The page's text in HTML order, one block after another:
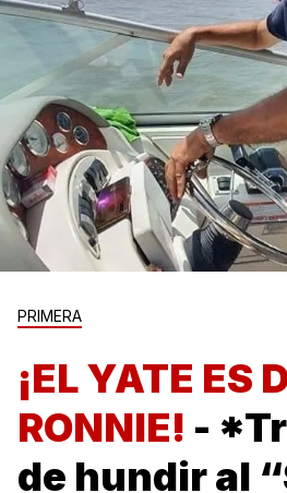
PRIMERA
¡EL YATE ES
RONNIE! -
de hundir al